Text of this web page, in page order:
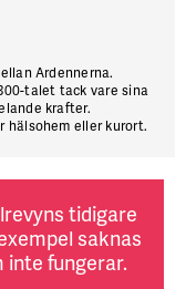
Ardennerna.
talet tack vare sina
krafter.
hälsohem eller kurort.
tidigare
saknas
inte fungerar.